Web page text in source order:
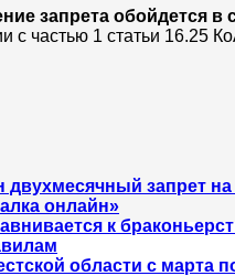
запрета обойдется в
с частью 1 статьи 16.25
двухмесячный запрет
онлайн»
к
области с марта